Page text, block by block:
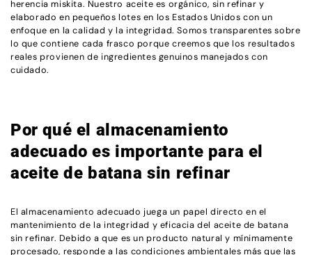
herencia miskita. Nuestro aceite es orgánico, sin refinar y
elaborado en pequeños lotes en los Estados Unidos con un
enfoque en la calidad y la integridad. Somos transparentes sobre
lo que contiene cada frasco porque creemos que los resultados
reales provienen de ingredientes genuinos manejados con
cuidado.
Por qué el almacenamiento
adecuado es importante para el
aceite de batana sin refinar
El almacenamiento adecuado juega un papel directo en el
mantenimiento de la integridad y eficacia del aceite de batana
sin refinar. Debido a que es un producto natural y mínimamente
procesado, responde a las condiciones ambientales más que las